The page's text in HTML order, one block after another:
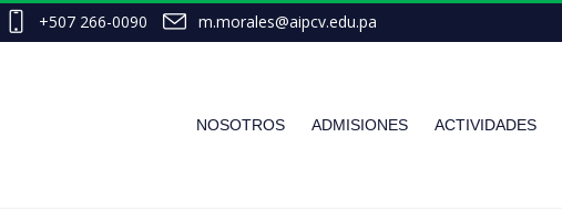
+507 266-0090 m.morales@aipcv.edu.pa
NOSOTROS ADMISIONES ACTIVIDADES